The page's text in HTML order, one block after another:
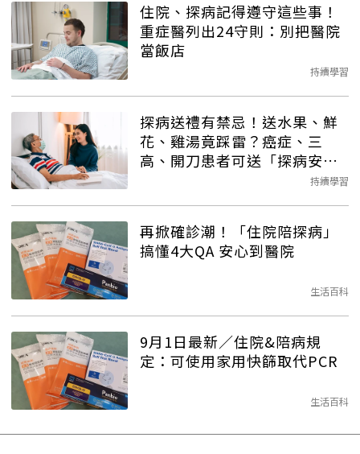
住院、探病記得遵守這些事！
重症醫列出24守則：別把醫院
當飯店
持續學習
探病送禮有禁忌！送水果、鮮
花、雞湯竟踩雷？癌症、三
高、開刀患者可送「探病安全
持續學習
再掀確診潮！「住院陪探病」
搞懂4大QA 安心到醫院
生活百科
9月1日最新／住院&陪病規
定：可使用家用快篩取代PCR
生活百科